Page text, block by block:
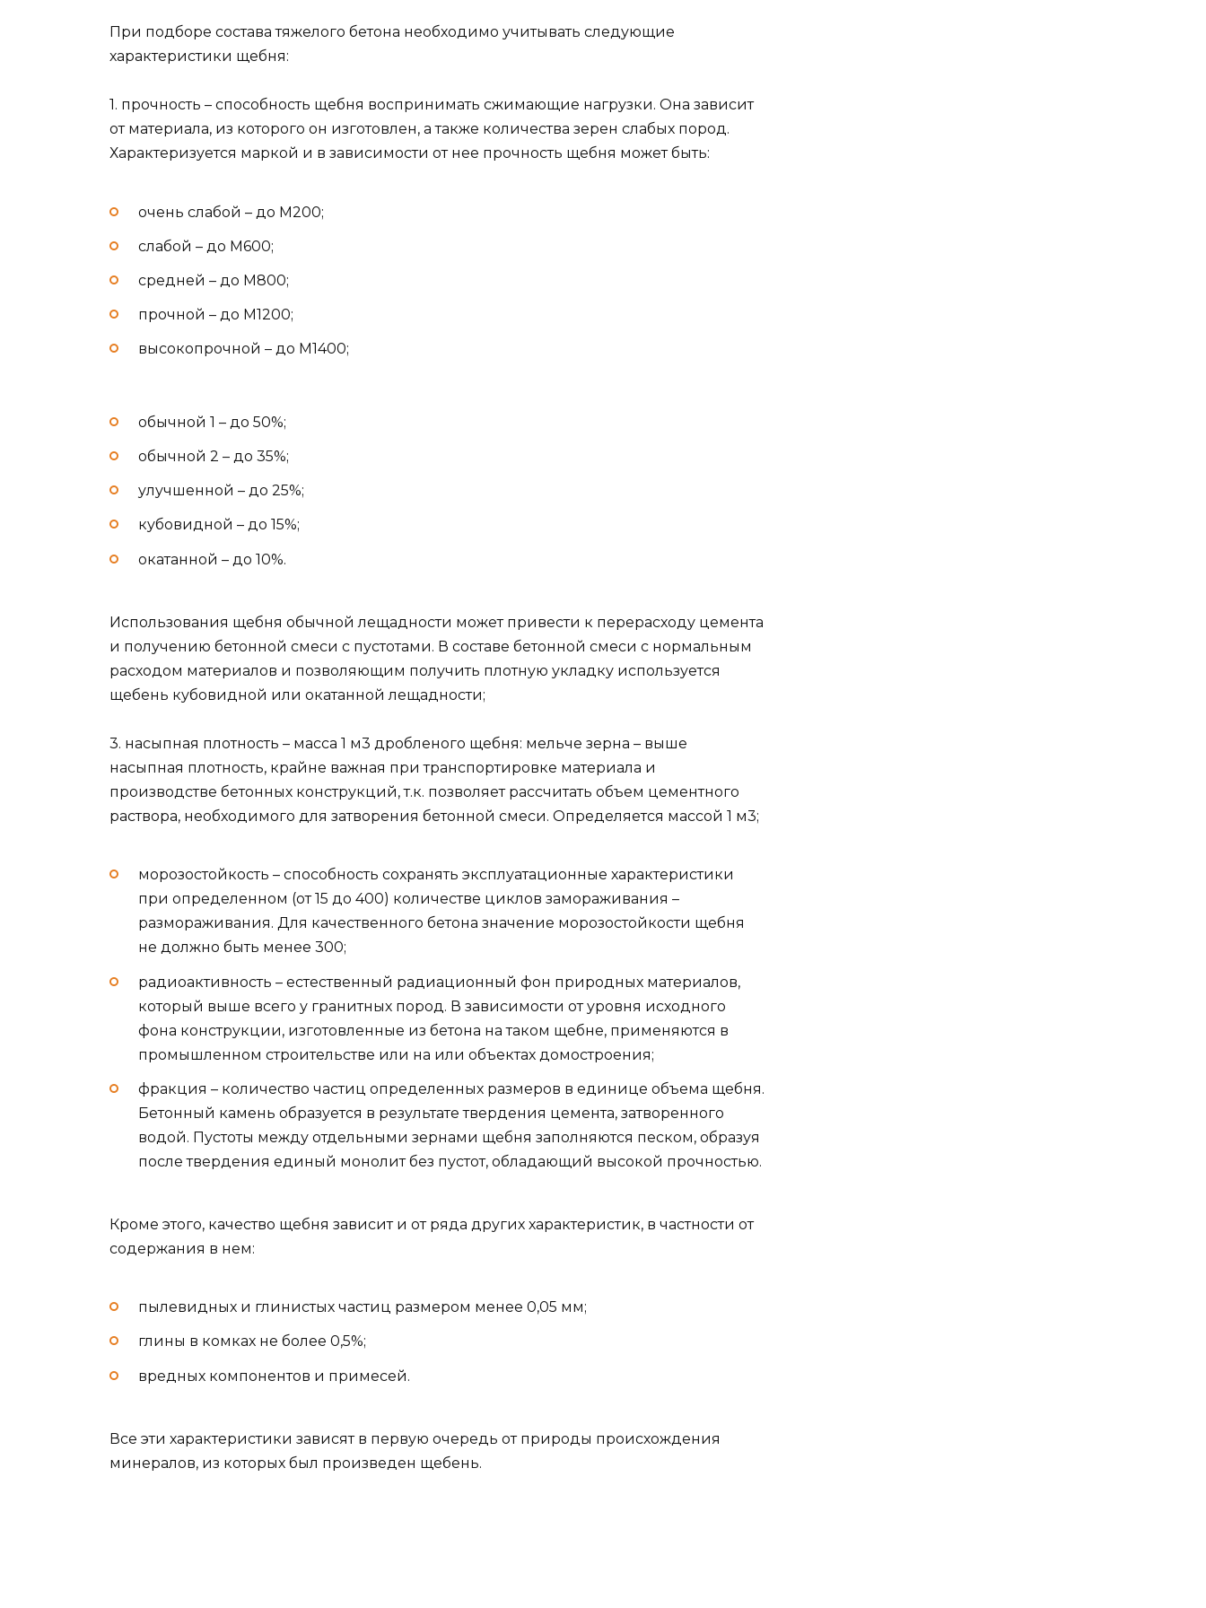
При подборе состава тяжелого бетона необходимо учитывать следующие
характеристики щебня:
1. прочность – способность щебня воспринимать сжимающие нагрузки. Она зависит
от материала, из которого он изготовлен, а также количества зерен слабых пород.
Характеризуется маркой и в зависимости от нее прочность щебня может быть:
очень слабой – до М200;
слабой – до М600;
средней – до М800;
прочной – до М1200;
высокопрочной – до М1400;
обычной 1 – до 50%;
обычной 2 – до 35%;
улучшенной – до 25%;
кубовидной – до 15%;
окатанной – до 10%.
Использования щебня обычной лещадности может привести к перерасходу цемента
и получению бетонной смеси с пустотами. В составе бетонной смеси с нормальным
расходом материалов и позволяющим получить плотную укладку используется
щебень кубовидной или окатанной лещадности;
3. насыпная плотность – масса 1 м3 дробленого щебня: мельче зерна – выше
насыпная плотность, крайне важная при транспортировке материала и
производстве бетонных конструкций, т.к. позволяет рассчитать объем цементного
раствора, необходимого для затворения бетонной смеси. Определяется массой 1 м3;
морозостойкость – способность сохранять эксплуатационные характеристики
при определенном (от 15 до 400) количестве циклов замораживания –
размораживания. Для качественного бетона значение морозостойкости щебня
не должно быть менее 300;
радиоактивность – естественный радиационный фон природных материалов,
который выше всего у гранитных пород. В зависимости от уровня исходного
фона конструкции, изготовленные из бетона на таком щебне, применяются в
промышленном строительстве или на или объектах домостроения;
фракция – количество частиц определенных размеров в единице объема щебня.
Бетонный камень образуется в результате твердения цемента, затворенного
водой. Пустоты между отдельными зернами щебня заполняются песком, образуя
после твердения единый монолит без пустот, обладающий высокой прочностью.
Кроме этого, качество щебня зависит и от ряда других характеристик, в частности от
содержания в нем:
пылевидных и глинистых частиц размером менее 0,05 мм;
глины в комках не более 0,5%;
вредных компонентов и примесей.
Все эти характеристики зависят в первую очередь от природы происхождения
минералов, из которых был произведен щебень.